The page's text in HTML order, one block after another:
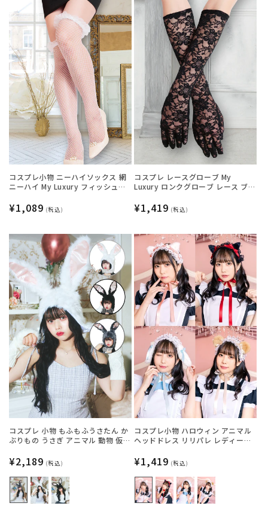
コスプレ小物 ニーハイソックス 網
ニーハイ My Luxury フィッシュネ
リーサイズ ホワイト【クリアスト
ーン】
通
価
格
¥1,089 (税込)
コスプレ レースグローブ My
Luxury ロンクグローブ レース ブラ
ック【クリアストーン】
通
価
¥1,419 (税込)
コスプレ 小物 もふもふうさたん か
ぶりもの うさぎ アニマル 動物 仮装
ック【クリアストーン】
通
常
価
格
¥2,189 (税込)
コスプレ小物 ハロウィン アニマル
ヘッドドレス リリパレ レディース
ぎ/くま【クリアストーン】
通
常
価
格
¥1,419 (税込)